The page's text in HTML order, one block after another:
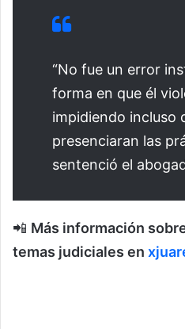
“No fue un error
forma en que él
impidiendo incluso
presenciaran las
sentenció el
📲 Más información
temas judiciales en